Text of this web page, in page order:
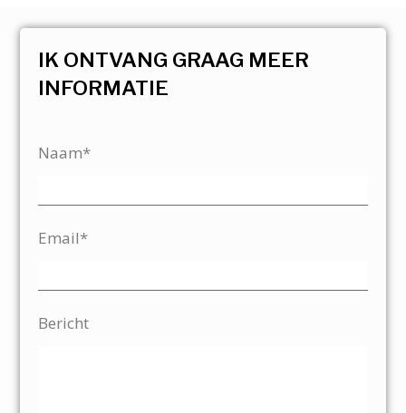
IK ONTVANG GRAAG MEER
INFORMATIE
Naam*
Email*
Bericht